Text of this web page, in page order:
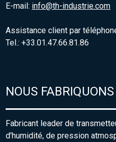
E-mail: info@th-industrie.com
Assistance client par
Tel.: +33.01.47.66.81.86
NOUS FABRIQUONS
Fabricant leader de
d'humidité, de pression